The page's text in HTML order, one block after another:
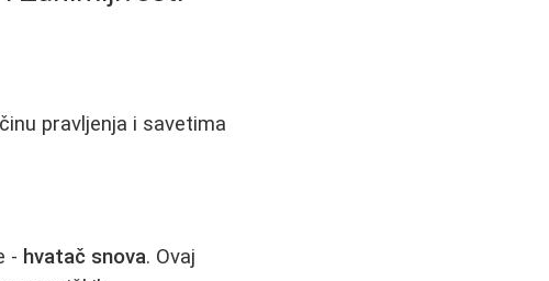
pravljenja i savetima
- hvatač snova. Ovaj